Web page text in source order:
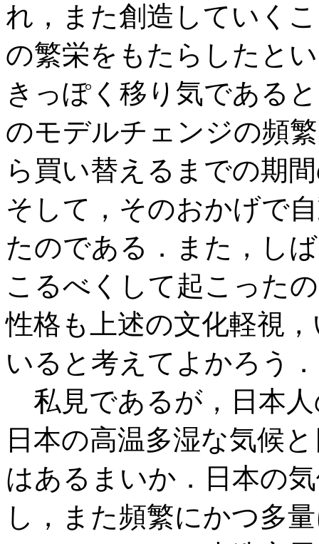
れ，また創造していく
の繁栄をもたらしたと
きっぽく移り気である
のモデルチェンジの頻
ら買い替えるまでの期
そして，そのおかげで
たのである．また，し
こるべくして起こった
性格も上述の文化軽視
いると考えてよかろう．
私見であるが，日本
日本の高温多湿な気候
はあるまいか．日本の
し，また頻繁にかつ多